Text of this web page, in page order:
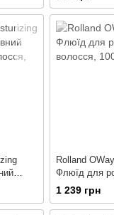
Rolland
Флюїд для
волосся
1 239 грн